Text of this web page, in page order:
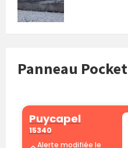
Panneau Pocket